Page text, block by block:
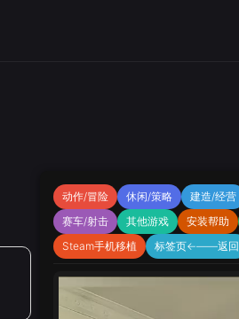
动作/冒险 休闲/策略 建造/经营
赛车/射击
其他游戏 安装帮助
Steam手机移植
标签页←——返回